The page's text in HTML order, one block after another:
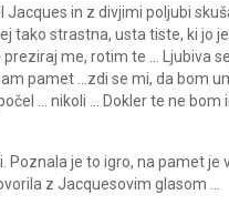
Jacques in z divjimi poljubi
tako strastna, usta tiste, ki jo
preziraj me, rotim te … Ljubiva
pamet …zdi se mi, da bom
… nikoli … Dokler te ne bom
Poznala je to igro, na pamet je
z Jacquesovim glasom …